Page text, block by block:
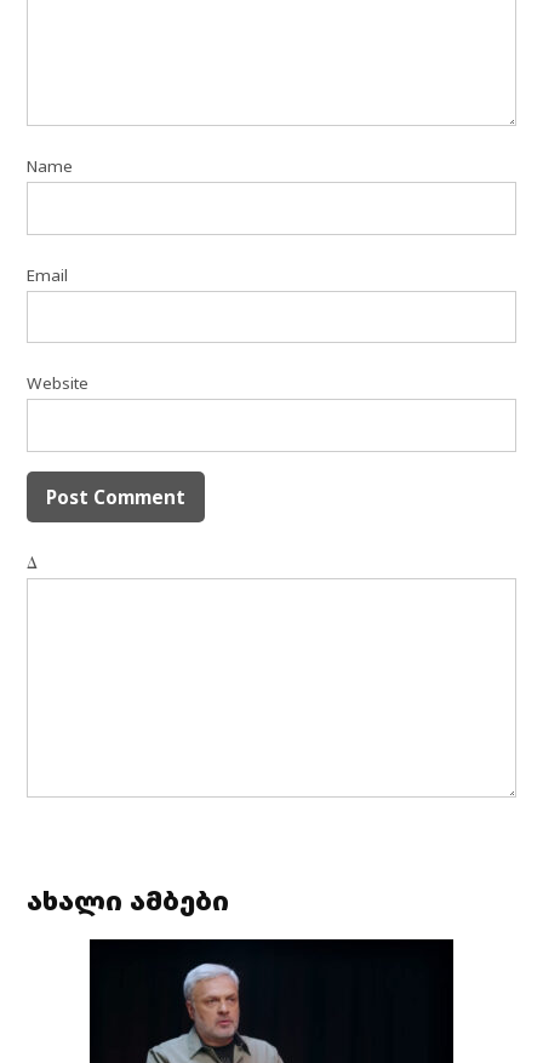
Name
Email
Website
Δ
ახალი ამბები